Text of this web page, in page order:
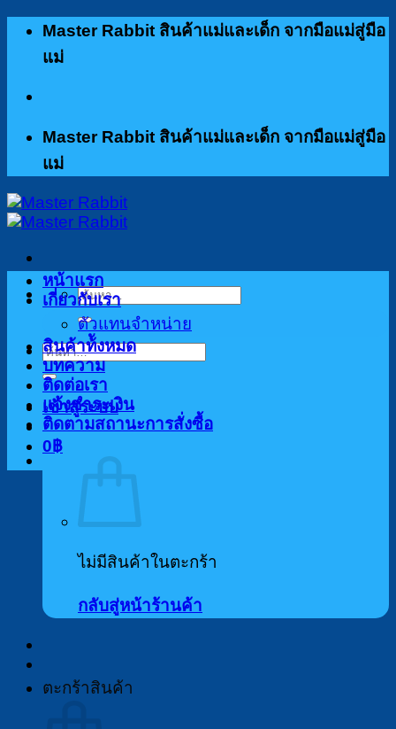
ข้าม
Master Rabbit สินค้าแม่และเด็ก จากมือแม่สู่มือ
แม่
Master Rabbit สินค้าแม่และเด็ก จากมือแม่สู่มือ
แม่
ค้นหา:
ค้นหา:
เข้าสู่ระบบ
0 ฿
ไม่มีสินค้าในตะกร้า
กลับสู่หน้าร้านค้า
ตะกร้าสินค้า
หน้าแรก
เกี่ยวกับเรา
ตัวแทนจำหน่าย
สินค้าท้ังหมด
บทความ
ติดต่อเรา
แจ้งชำระเงิน
ติดตามสถานะการสั่งซื้อ